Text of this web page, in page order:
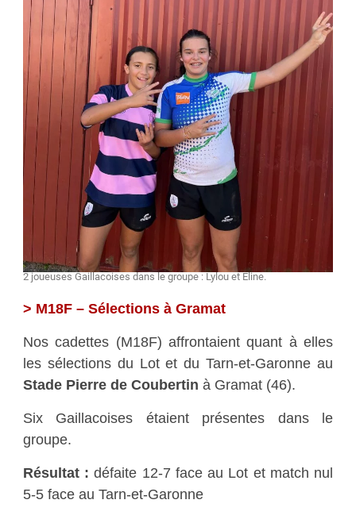
2 joueuses Gaillacoises dans le groupe : Lylou et Éline.
> M18F – Sélections à Gramat
Nos cadettes (M18F) affrontaient quant à elles
les sélections du Lot et du Tarn-et-Garonne au
Stade Pierre de Coubertin à Gramat (46).
Six Gaillacoises étaient présentes dans le
groupe.
Résultat : défaite 12-7 face au Lot et match nul
5-5 face au Tarn-et-Garonne